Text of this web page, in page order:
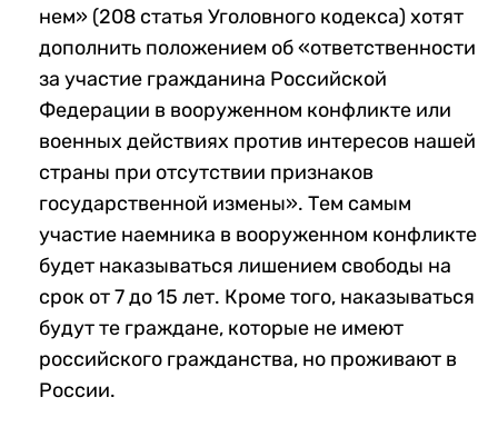
нем» (208 статья Уголовного кодекса) хотят
дополнить положением об «ответственности
за участие гражданина Российской
Федерации в вооруженном конфликте или
военных действиях против интересов нашей
страны при отсутствии признаков
государственной измены». Тем самым
участие наемника в вооруженном конфликте
будет наказываться лишением свободы на
срок от 7 до 15 лет. Кроме того, наказываться
будут те граждане, которые не имеют
российского гражданства, но проживают в
России.